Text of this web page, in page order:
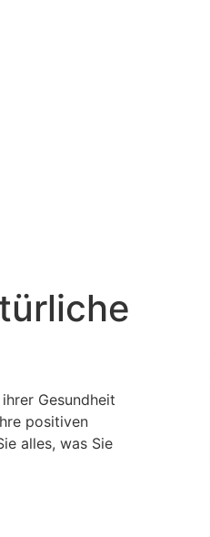
Gesundheit
positiven
alles, was Sie